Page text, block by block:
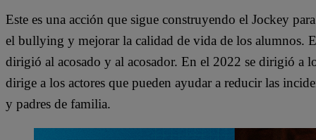
Este es una acción que sigue construyendo el Jockey
el bullying y mejorar la calidad de vida de los alumnos.
dirigió al acosado y al acosador. En el 2022 se dirigió a
dirige a los actores que pueden ayudar a reducir las
y padres de familia.